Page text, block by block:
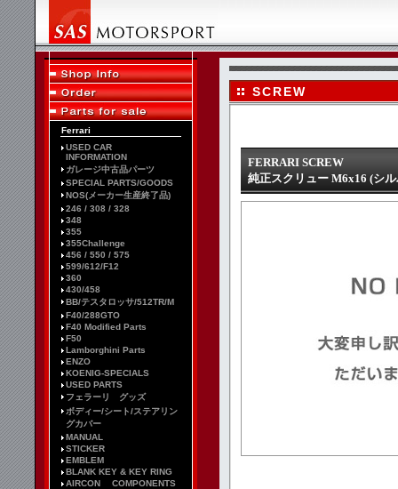
Ferrari
USED CAR
INFORMATION
ガレージ中古品パーツ
SPECIAL PARTS/GOODS
NOS(メーカー生産終了品)
246 / 308 / 328
348
355
355Challenge
456 / 550 / 575
599/612/F12
360
430/458
BB/テスタロッサ/512TR/M
F40/288GTO
F40 Modified Parts
F50
Lamborghini Parts
ENZO
KOENIG-SPECIALS
USED PARTS
フェラーリ グッズ
ボディー/シート/ステアリン
グカバー
MANUAL
STICKER
EMBLEM
BLANK KEY & KEY RING
AIRCON COMPONENTS
SCREW
FERRARI SCREW
純正スクリュー M6x16 (シ